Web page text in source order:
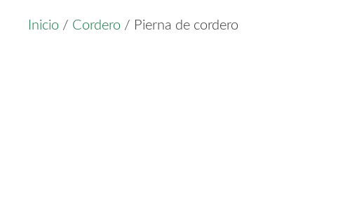
Inicio / Cordero / Pierna de cordero